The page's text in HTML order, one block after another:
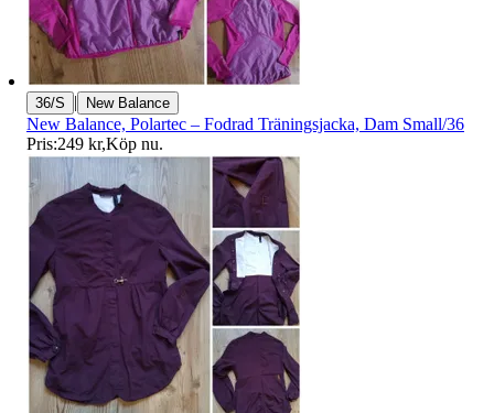
36/S | New Balance
New Balance, Polartec – Fodrad Träningsjacka, Dam Small/36
Pris:249 kr,Köp nu.